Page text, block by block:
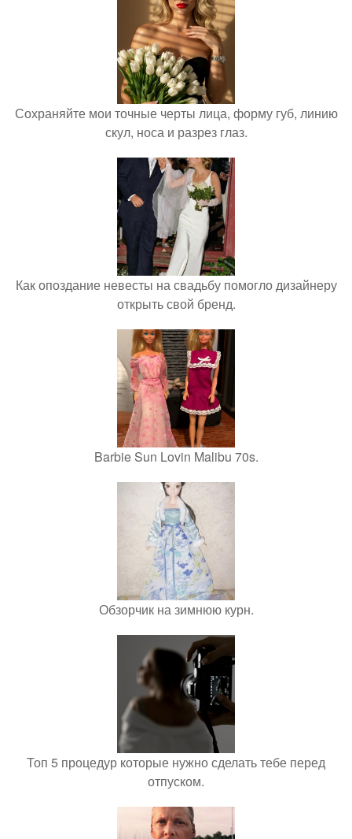
Сохраняйте мои точные черты лица, форму губ, линию
скул, носа и разрез глаз.
Как опоздание невесты на свадьбу помогло дизайнеру
открыть свой бренд.
Barbie Sun Lovin Malibu 70s.
Обзорчик на зимнюю курн.
Топ 5 процедур которые нужно сделать тебе перед
отпуском.